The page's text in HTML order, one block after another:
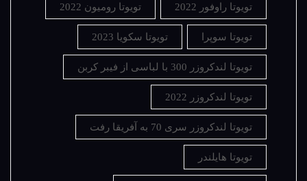
تویوتا راوفور 2022 تویوتا رومیون 2022
تویوتا سوپرا تویوتا سکویا 2023
تویوتا لندکروزر 300 با لباسی از فیبر کربن
تویوتا لندکروزر 2022
تویوتا لندکروزر سری 70 به آفریقا رفت
تویوتا هایلندر